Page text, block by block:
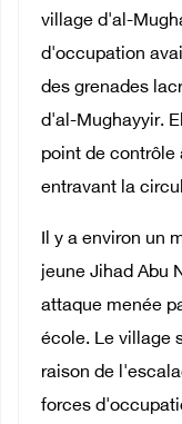
village d'al-
d'occupation
des grenades
d'al-Mughayyir.
point de contrôle
entravant la
Il y a environ un
jeune Jihad Abu
attaque menée
école. Le village
raison de
forces